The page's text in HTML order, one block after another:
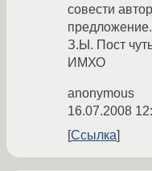
совести
предложение.
З.Ы. Пост
ИМХО
anonymous
16.07.2008
Ссылка